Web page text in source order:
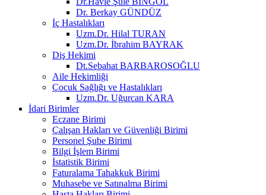
Dr. Berkay GÜNDÜZ
İç Hastalıkları
Uzm.Dr. Hilal TURAN
Uzm.Dr. İbrahim BAYRAK
Diş Hekimi
Dt.Sebahat BARBAROSOĞLU
Aile Hekimliği
Çocuk Sağlığı ve Hastalıkları
Uzm.Dr. Uğurcan KARA
İdari Birimler
Eczane Birimi
Çalışan Hakları ve Güvenliği Birimi
Personel Şube Birimi
Bilgi İşlem Birimi
İstatistik Birimi
Faturalama Tahakkuk Birimi
Muhasebe ve Satınalma Birimi